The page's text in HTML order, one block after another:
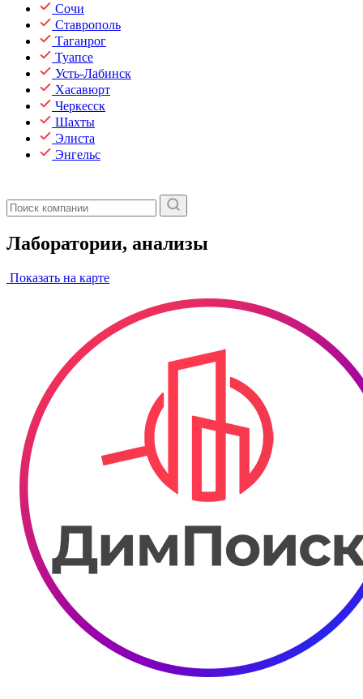
Сочи
Ставрополь
Таганрог
Туапсе
Усть-Лабинск
Хасавюрт
Черкесск
Шахты
Элиста
Энгельс
Лаборатории, анализы
Показать на карте